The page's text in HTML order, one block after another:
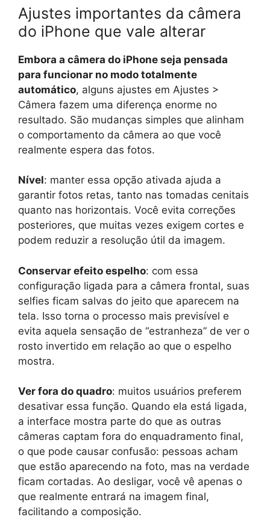
Ajustes importantes da câmera
do iPhone que vale alterar
Embora a câmera do iPhone seja pensada
para funcionar no modo totalmente
automático, alguns ajustes em Ajustes >
Câmera fazem uma diferença enorme no
resultado. São mudanças simples que alinham
o comportamento da câmera ao que você
realmente espera das fotos.
Nível: manter essa opção ativada ajuda a
garantir fotos retas, tanto nas tomadas cenitais
quanto nas horizontais. Você evita correções
posteriores, que muitas vezes exigem cortes e
podem reduzir a resolução útil da imagem.
Conservar efeito espelho: com essa
configuração ligada para a câmera frontal, suas
selfies ficam salvas do jeito que aparecem na
tela. Isso torna o processo mais previsível e
evita aquela sensação de “estranheza” de ver o
rosto invertido em relação ao que o espelho
mostra.
Ver fora do quadro: muitos usuários preferem
desativar essa função. Quando ela está ligada,
a interface mostra parte do que as outras
câmeras captam fora do enquadramento final,
o que pode causar confusão: pessoas acham
que estão aparecendo na foto, mas na verdade
ficam cortadas. Ao desligar, você vê apenas o
que realmente entrará na imagem final,
facilitando a composição.